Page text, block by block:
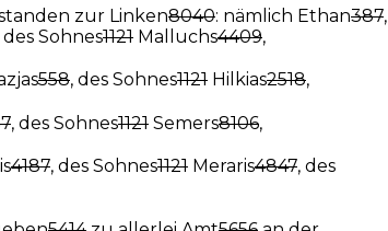
zur Linken8040: nämlich Ethan387,
des Sohnes1121 Malluchs4409,
558, des Sohnes1121 Hilkias2518,
, des Sohnes1121 Semers8106,
4187, des Sohnes1121 Meraris4847, des